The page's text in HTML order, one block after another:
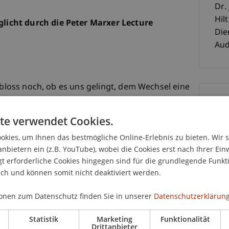
durch die Peter Marxer Lecture
noch, ob es uns gelingt, dem Wechsel eine
schon mit der enkeltauglichen Zukunft.
im Jahr 2024 nach. Dazu haben wir
gebeten. Wir wollen nachdenken, ob es
kann, einen Beitrag zu leisten, diese
zu handhaben. Handhaben, in die eigenen
auf die da oben zeigen. Seien Sie mit dabei,
attraktiven Unternehmenssteuern
Länder auf der Welt, in denen mehr
Dr.
Dr.
verwendet Cookies.
um Ihnen das bestmögliche Online-Erlebnis zu bieten. Wir
ein (z.B. YouTube), wobei die Cookies erst nach Ihrer
erforderliche Cookies hingegen sind für die grundlegende
und können somit nicht deaktiviert werden.
zum Datenschutz finden Sie in unserer
Statistik Marketing
Drittanbieter
Funktionalität